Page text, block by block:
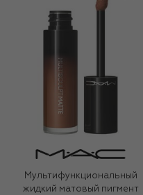
Мультифункциональный
жидкий матовый пигмент